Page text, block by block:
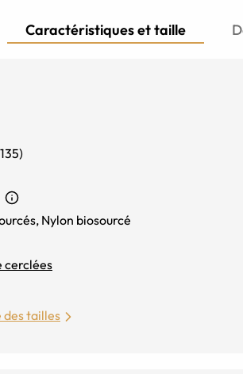
Caractéristiques et taille
135)
, Nylon biosourcé
cerclées
des tailles